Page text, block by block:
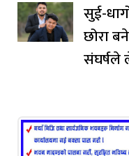
सुई-
छोरा
संघर्षले